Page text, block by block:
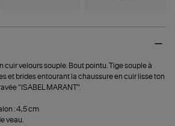
cuir velours souple. Bout pointu. Tige souple à
et brides entourant la chaussure en cuir lisse ton
"ISABEL MARANT".
: 4,5 cm
veau.